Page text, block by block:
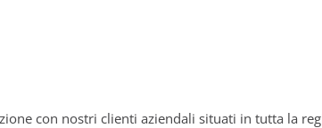
con nostri clienti aziendali situati in tutta la